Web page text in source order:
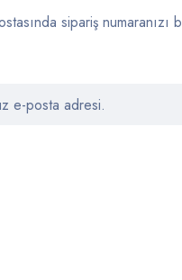
sipariş numaranızı